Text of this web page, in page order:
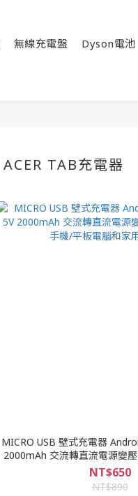
無線充電盤 Dyson電池
ACER TAB充電器
MICRO USB 壁式充電器
2000mAh 交流轉直流電源變
機/平板電腦和家用
NT$650
NT$890